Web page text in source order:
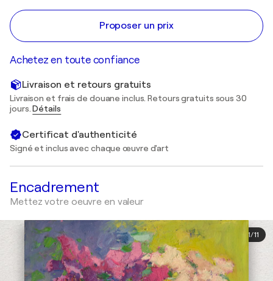
Proposer un prix
Achetez en toute confiance
Livraison et retours gratuits
Livraison et frais de douane inclus. Retours gratuits sous 30
jours.Détails
Certificat d'authenticité
Signé et inclus avec chaque œuvre d'art
Encadrement
Mettez votre oeuvre en valeur
1/11